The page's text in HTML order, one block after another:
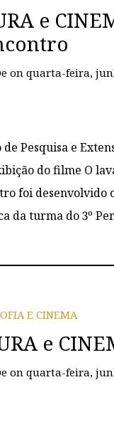
e
onquarta-feira,
Pesquisa e
do filme O
foi desenvolvido
da turma do 3º
E CINEMA
e
onquarta-feira,